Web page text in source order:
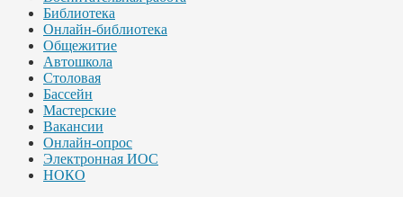
Библиотека
Онлайн-библиотека
Общежитие
Автошкола
Столовая
Бассейн
Мастерские
Вакансии
Онлайн-опрос
Электронная ИОС
НОКО